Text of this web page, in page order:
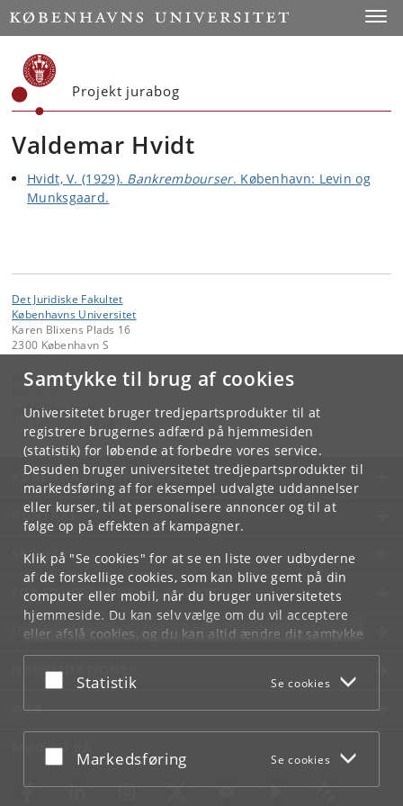
Samtykke til brug af cookies
Universitetet bruger tredjepartsprodukter til at
registrere brugernes adfærd på hjemmesiden
(statistik) for løbende at forbedre vores service.
Desuden bruger universitetet tredjepartsprodukter til
markedsføring af for eksempel udvalgte uddannelser
eller kurser, til at personalisere annoncer og til at
følge op på effekten af kampagner.
Klik på "Se cookies" for at se en liste over udbyderne
af de forskellige cookies, som kan blive gemt på din
computer eller mobil, når du bruger universitetets
hjemmeside. Du kan selv vælge om du vil acceptere
eller afslå cookies, og du kan altid ændre dit samtykke
underCookie- og privatlivspolitiksom du finder i
bunden af hver side.
Acceptér eller afslå
Statistik Se cookies
Acceptér eller afslå
Markedsføring Se cookies
Start
Projekt jurabog
Valdemar Hvidt
Hvidt, V. (1929). Bankrembourser. København: Levin og
Munksgaard.
Det Juridiske Fakultet
Københavns Universitet
Karen Blixens Plads 16
2300 København S
Kontakt:
jurfak @jur.ku.dk
KØBENHAVNS UNIVERSITET
KONTAKT
SERVICES
FOR STUDERENDE OG ANSATTE
JOB OG KARRIERE
NØDSITUATIONER
WEB
MØD KU PÅ